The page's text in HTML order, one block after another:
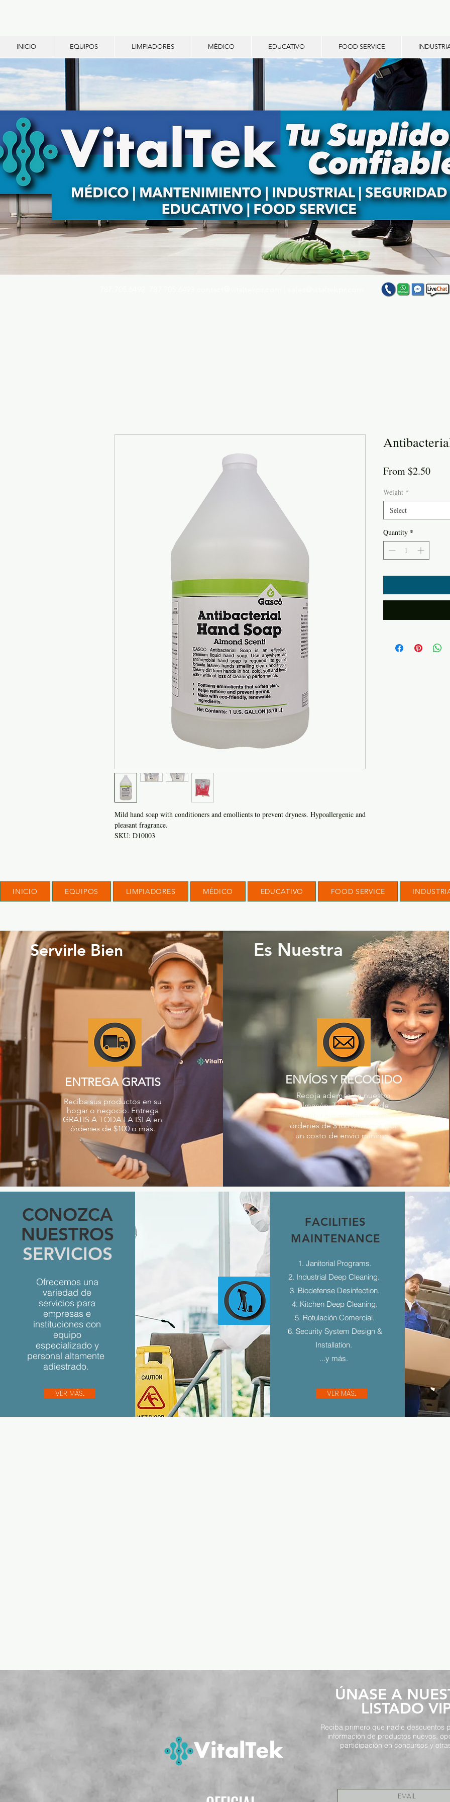
INICIO EQUIPOS LIMPIADORES MÉDICO EDUCATIVO FOOD SERVICE
Mild hand soap with conditioners and emollients to prevent dryness. Hypoallergenic and
pleasant fragrance.
SKU: D10003
From$2.50Sale
Weight *
Select
Quantity *
INICIO EQUIPOS LIMPIADORES MÉDICO EDUCATIVO FOOD SERVICE
Servirle Bien
ENTREGA GRATIS
Reciba sus productos en su
hogar o negocio. Entrega
GRATIS A TODA LA ISLA en
órdenes de $100 o más.
Es Nuestra
ENVÍOS Y RECOGIDO
Recoja además en nuestro
almacén. También puede
recibir sus productos en
órdenes de $100 o menos por
un costo de envío mínimo.
CONOZCA
NUESTROS
SERVICIOS
Ofrecemos una
variedad de
servicios para
empresas e
instituciones con
equipo
especializado y
personal altamente
adiestrado.
VER MÁS...
FACILITIES
MAINTENANCE
1. Janitorial Programs.
2. Industrial Deep Cleaning.
3. Biodefense Desinfection.
4. Kitchen Deep Cleaning.
5. Rotulación Comercial.
6. Security System Design &
Installation.
...y más.
VER MÁS...
​ÚNASE A
LISTADO
Reciba primero que nadie descuentos
información de productos nuevos,
participación en concursos y